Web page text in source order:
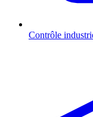
Contrôle